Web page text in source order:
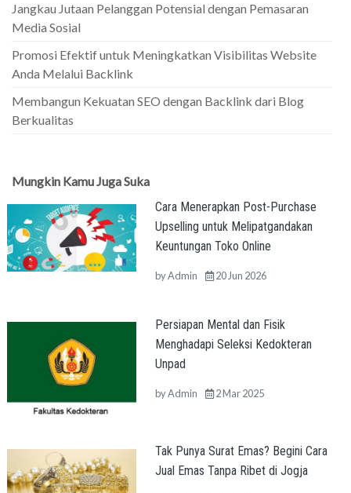
Jangkau Jutaan Pelanggan Potensial dengan Pemasaran
Media Sosial
Promosi Efektif untuk Meningkatkan Visibilitas Website
Anda Melalui Backlink
Membangun Kekuatan SEO dengan Backlink dari Blog
Berkualitas
Mungkin Kamu Juga Suka
Cara Menerapkan Post-Purchase
Upselling untuk Melipatgandakan
Keuntungan Toko Online
byAdmin 20 Jun 2026
Persiapan Mental dan Fisik
Menghadapi Seleksi Kedokteran
Unpad
byAdmin 2 Mar 2025
Tak Punya Surat Emas? Begini Cara
Jual Emas Tanpa Ribet di Jogja